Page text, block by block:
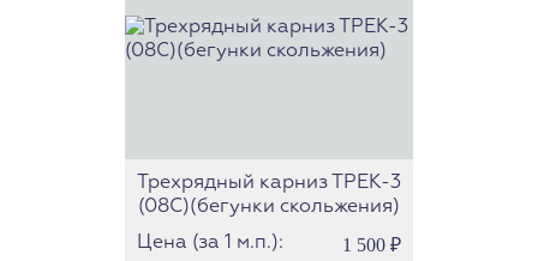
Трехрядный карниз ТРЕК-3
(08С)(бегунки скольжения)
Цена (за 1 м.п.):
1 500 ₽